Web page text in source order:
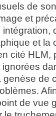
de
et
et la
cité HLM,
de
de vue